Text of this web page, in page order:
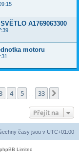
A1769063300
motoru
z 334 5 33
Přejít na
časy jsou v UTC+01:00
Limited